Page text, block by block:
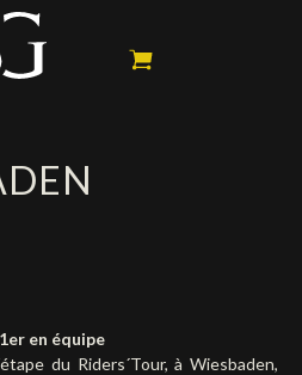
en équipe
du Riders´Tour, à Wiesbaden,